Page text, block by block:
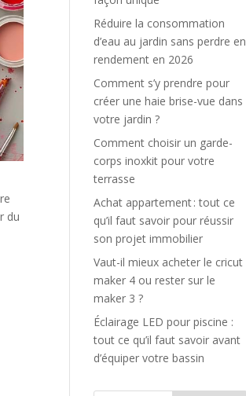
du
Réduire la consommation
d’eau au jardin sans perdre en
rendement en 2026
Comment s’y prendre pour
créer une haie brise-vue dans
votre jardin ?
Comment choisir un garde-
corps inoxkit pour votre
terrasse
Achat appartement : tout ce
qu’il faut savoir pour réussir
son projet immobilier
Vaut-il mieux acheter le cricut
maker 4 ou rester sur le
maker 3 ?
Éclairage LED pour piscine :
tout ce qu’il faut savoir avant
d’équiper votre bassin